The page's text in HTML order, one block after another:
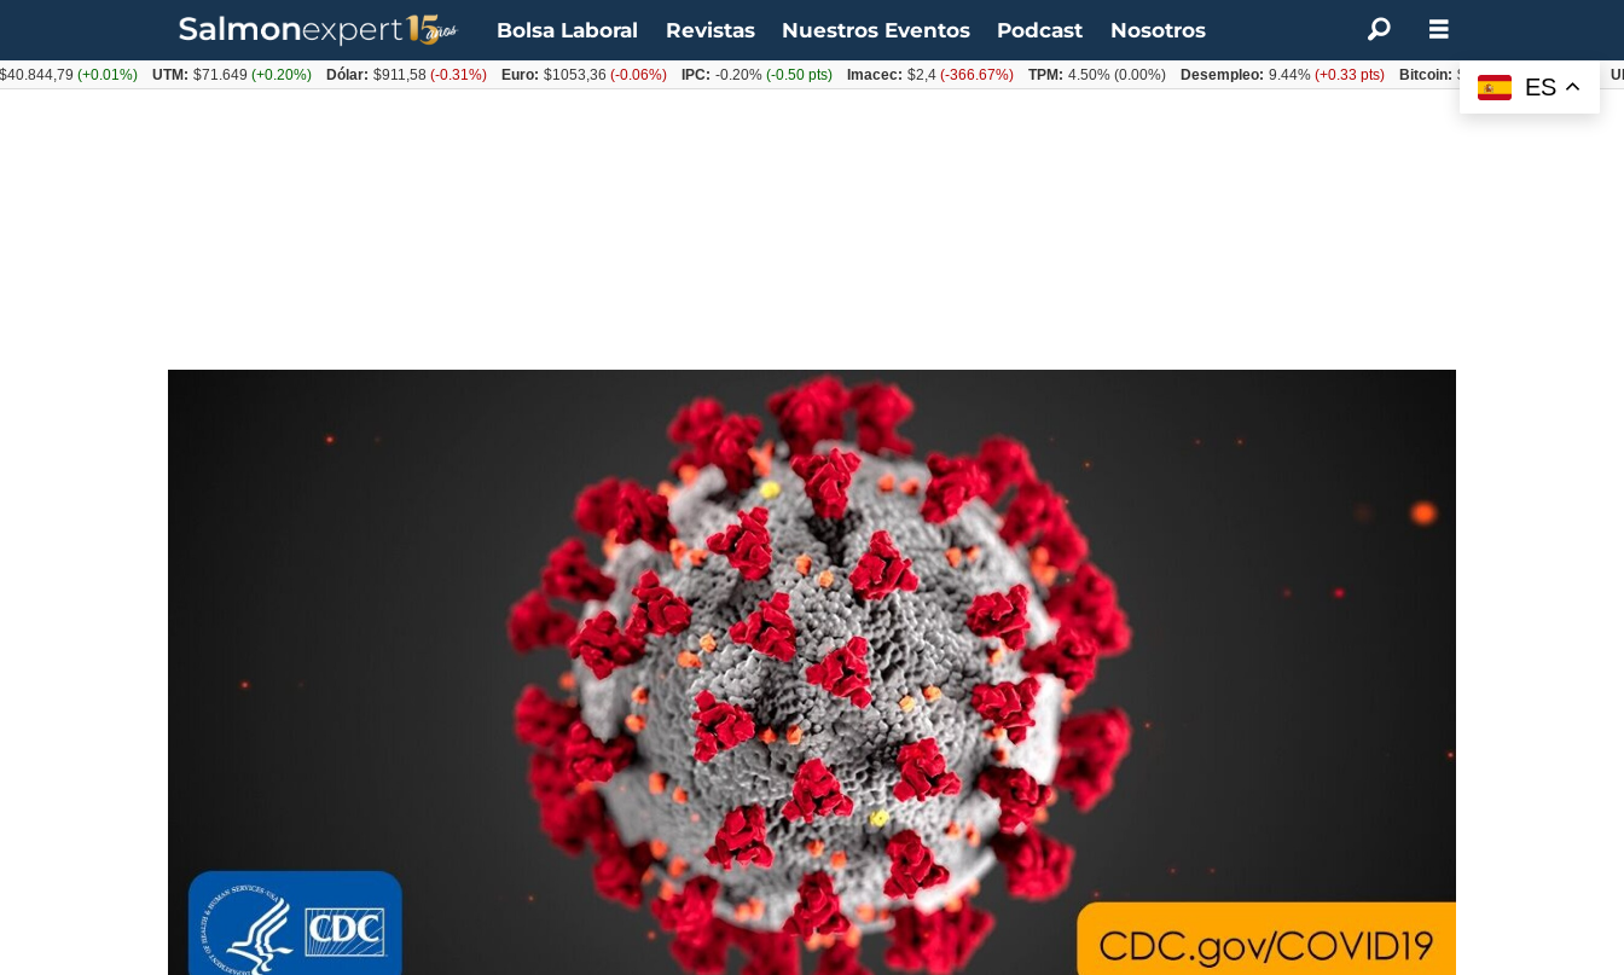
Bolsa Laboral Revistas Nuestros Eventos Podcast Nosotros
ES
(+0.01%) UTM: $71.649(+0.20%) Dólar: $911,58(-0.31%) Euro: $1053,36(-0.06%) IPC: -0.20% (-0.50 pts) Imacec: $2,4 (-366.67%) TPM: 4.50% (0.00%) Desempleo: 9.44% (+0.33 pts) Bitcoin: $64.600,08(+2.93%)